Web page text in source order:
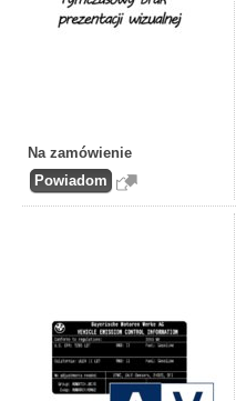
Na zamówienie